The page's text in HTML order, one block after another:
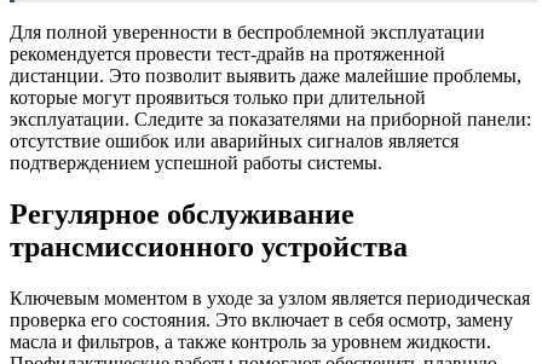
Для полной уверенности в беспроблемной эксплуатации
рекомендуется провести тест-драйв на протяженной
дистанции. Это позволит выявить даже малейшие проблемы,
которые могут проявиться только при длительной
эксплуатации. Следите за показателями на приборной панели:
отсутствие ошибок или аварийных сигналов является
подтверждением успешной работы системы.
Регулярное обслуживание
трансмиссионного устройства
Ключевым моментом в уходе за узлом является периодическая
проверка его состояния. Это включает в себя осмотр, замену
масла и фильтров, а также контроль за уровнем жидкости.